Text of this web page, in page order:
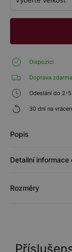
Dispozici
Doprava zdarma
Odeslání do 2-
30 dní na
Popis
Detailní
Rozměry